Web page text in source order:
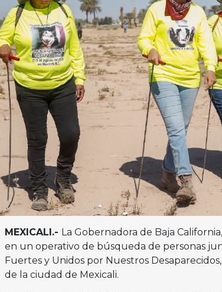
MEXICALI.- La Gobernadora de Baja
en un operativo de búsqueda de personas
Fuertes y Unidos por Nuestros
de la ciudad de Mexicali.